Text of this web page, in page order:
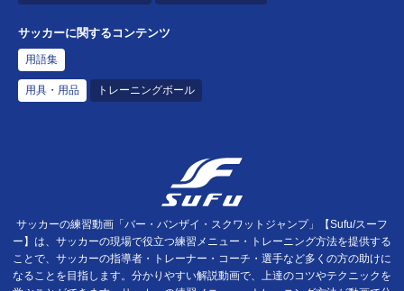
サッカーに関するコンテンツ
用語集
用具・用品 トレーニングボール
サッカーの練習動画「バー・バンザイ・スクワットジャンプ」【Sufu/スーフ
ー】は、サッカーの現場で役立つ練習メニュー・トレーニング方法を提供する
ことで、サッカーの指導者・トレーナー・コーチ・選手など多くの方の助けに
なることを目指します。分かりやすい解説動画で、上達のコツやテクニックを